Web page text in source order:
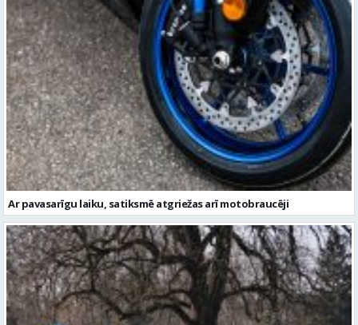
Ar pavasarīgu laiku, satiksmē atgriežas arī motobraucēji